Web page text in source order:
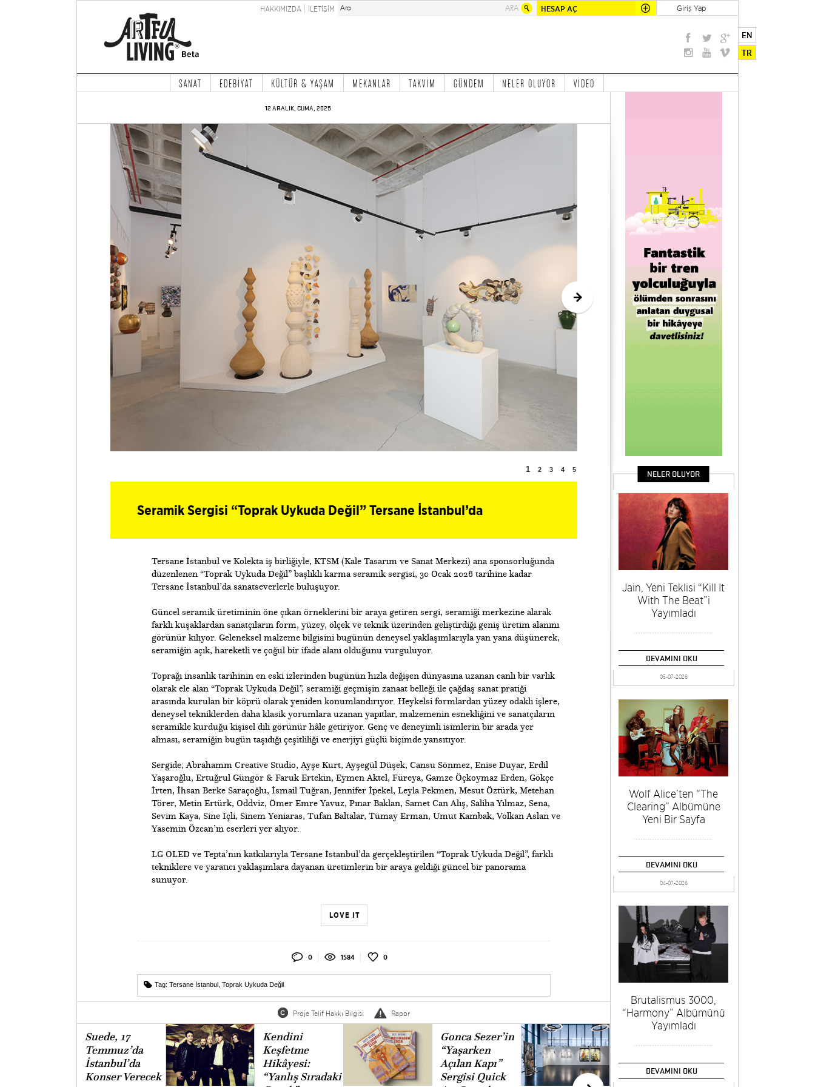
HESAP AÇ Giriş Yap
HAKKIMIZDA İLETİŞİM
EN
TR
SANAT EDEBİYAT KÜLTÜR & YAŞAM MEKANLAR TAKVİM GÜNDEM NELER OLUYOR VİDEO
12 ARALIK, CUMA, 2025
1 2 3 4 5
Seramik Sergisi “Toprak Uykuda Değil” Tersane İstanbul’da
Tersane İstanbul ve Kolekta iş birliğiyle, KTSM (Kale Tasarım ve Sanat Merkezi) ana sponsorluğunda
düzenlenen “Toprak Uykuda Değil” başlıklı karma seramik sergisi, 30 Ocak 2026 tarihine kadar
Tersane İstanbul’da sanatseverlerle buluşuyor.
Güncel seramik üretiminin öne çıkan örneklerini bir araya getiren sergi, seramiği merkezine alarak
farklı kuşaklardan sanatçıların form, yüzey, ölçek ve teknik üzerinden geliştirdiği geniş üretim alanını
görünür kılıyor. Geleneksel malzeme bilgisini bugünün deneysel yaklaşımlarıyla yan yana düşünerek,
seramiğin açık, hareketli ve çoğul bir ifade alanı olduğunu vurguluyor.
Toprağı insanlık tarihinin en eski izlerinden bugünün hızla değişen dünyasına uzanan canlı bir varlık
olarak ele alan “Toprak Uykuda Değil”, seramiği geçmişin zanaat belleği ile çağdaş sanat pratiği
arasında kurulan bir köprü olarak yeniden konumlandırıyor. Heykelsi formlardan yüzey odaklı işlere,
deneysel tekniklerden daha klasik yorumlara uzanan yapıtlar, malzemenin esnekliğini ve sanatçıların
seramikle kurduğu kişisel dili görünür hâle getiriyor. Genç ve deneyimli isimlerin bir arada yer
alması, seramiğin bugün taşıdığı çeşitliliği ve enerjiyi güçlü biçimde yansıtıyor.
Sergide; Abrahamm Creative Studio, Ayşe Kurt, Ayşegül Düşek, Cansu Sönmez, Enise Duyar, Erdil
Yaşaroğlu, Ertuğrul Güngör & Faruk Ertekin, Eymen Aktel, Füreya, Gamze Öçkoymaz Erden, Gökçe
İrten, İhsan Berke Saraçoğlu, İsmail Tuğran, Jennifer İpekel, Leyla Pekmen, Mesut Öztürk, Metehan
Törer, Metin Ertürk, Oddviz, Ömer Emre Yavuz, Pınar Baklan, Samet Can Alış, Saliha Yılmaz, Sena,
Sevim Kaya, Sine İçli, Sinem Yeniaras, Tufan Baltalar, Tümay Erman, Umut Kambak, Volkan Aslan ve
Yasemin Özcan’ın eserleri yer alıyor.
​LG OLED ve Tepta’nın katkılarıyla Tersane İstanbul’da gerçekleştirilen “Toprak Uykuda Değil”, farklı
tekniklere ve yaratıcı yaklaşımlara dayanan üretimlerin bir araya geldiği güncel bir panorama
sunuyor.
LOVE IT
0 1584 0
Tag: Tersane İstanbul Toprak Uykuda Değil
Proje Telif Hakkı Bilgisi Rapor
Suede, 17
Temmuz’da
İstanbul’da
Konser Verecek
Kendini
Keşfetme
Hikâyesi:
“Yanlış Sıradaki
Gonca Sezer’in
“Yaşarken
Açılan Kapı”
Sergisi Quick
Bedri Rahmi
Eyüboğlu”
Sergisi Casa
NELER OLUYOR
Jain, Yeni Teklisi “Kill It
With The Beat”i
Yayımladı
DEVAMINI OKU
05-07-2026
Wolf Alice’ten “The
Clearing” Albümüne
Yeni Bir Sayfa
DEVAMINI OKU
04-07-2026
Brutalismus 3000,
“Harmony” Albümünü
Yayımladı
DEVAMINI OKU